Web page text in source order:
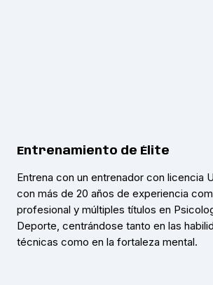
Entrenamiento de Élite
Entrena con un entrenador con licencia
con más de 20 años de experiencia
profesional y múltiples títulos en
Deporte, centrándose tanto en las
técnicas como en la fortaleza mental.